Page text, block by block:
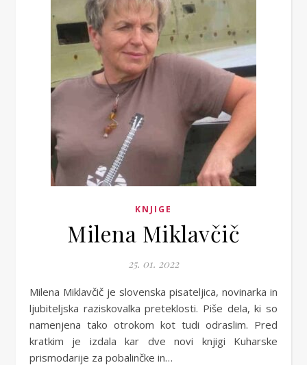
KNJIGE
Milena Miklavčič
25. 01. 2022
Milena Miklavčič je slovenska pisateljica, novinarka in
ljubiteljska raziskovalka preteklosti. Piše dela, ki so
namenjena tako otrokom kot tudi odraslim. Pred
kratkim je izdala kar dve novi knjigi Kuharske
prismodarije za pobalinčke in…